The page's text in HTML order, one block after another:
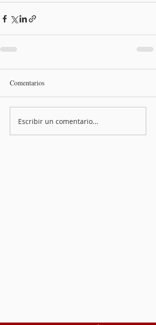
Comentarios
Escribir un comentario...